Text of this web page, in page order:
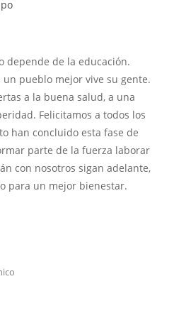
depende de la educación.
pueblo mejor vive su gente.
a la buena salud, a una
Felicitamos a todos los
han concluido esta fase de
parte de la fuerza laborar
con nosotros sigan adelante,
para un mejor bienestar.